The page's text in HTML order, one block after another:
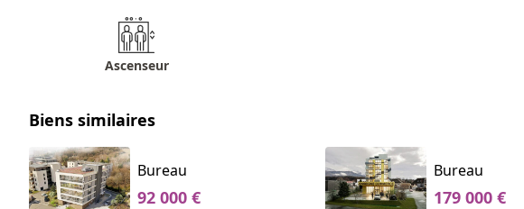
Ascenseur
Biens similaires
Bureau
92 000 €
Bureau
179 000 €